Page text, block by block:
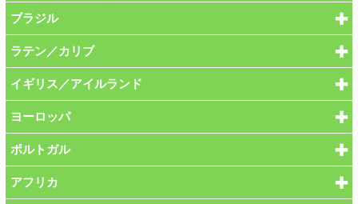
ブラジル
ラテン／カリブ
イギリス／アイルランド
ヨーロッパ
ポルトガル
アフリカ